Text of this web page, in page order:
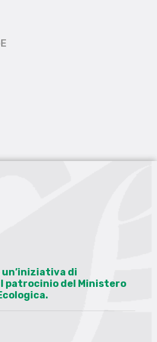
un’iniziativa di
patrocinio del Ministero